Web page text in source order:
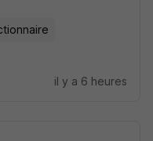
il y a 6 heures